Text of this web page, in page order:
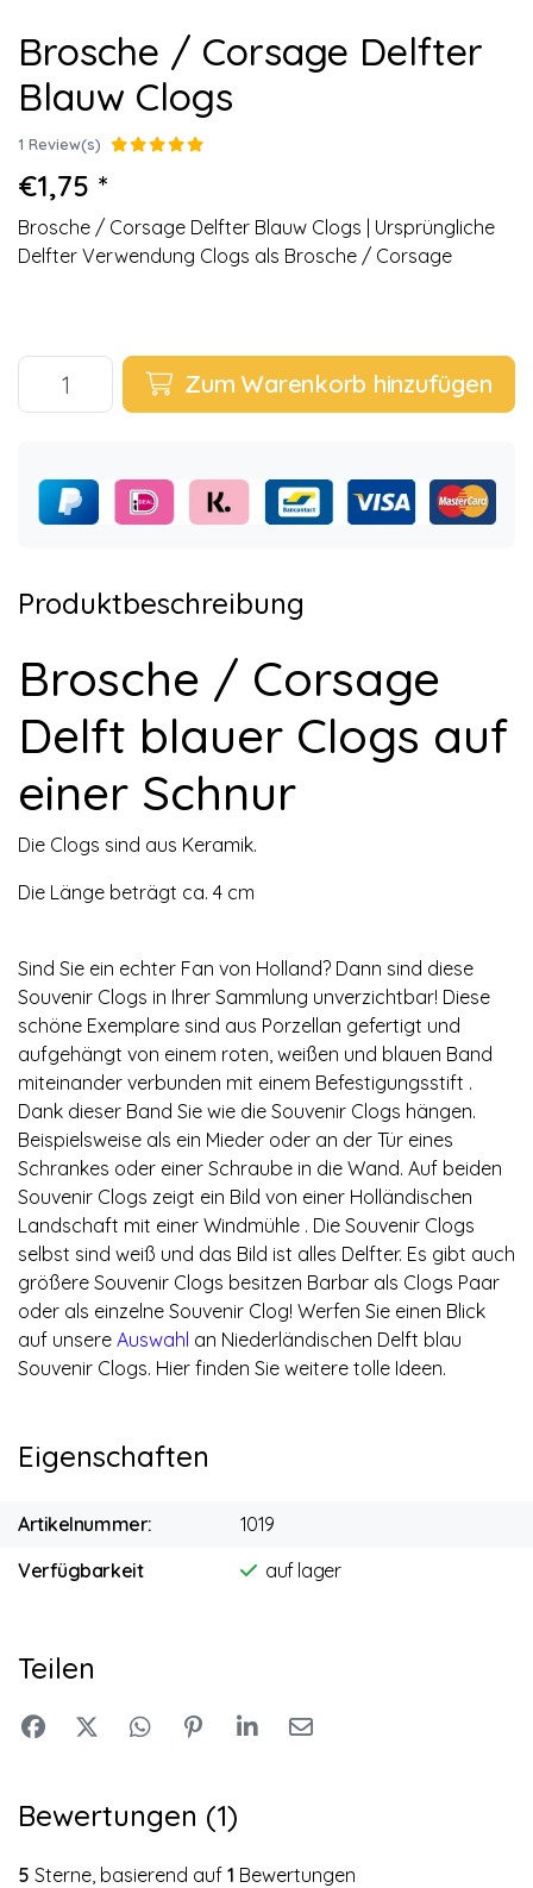
Brosche / Corsage Delfter
Blauw Clogs
1 Review(s)
€1,75 *
Brosche / Corsage Delfter Blauw Clogs | Ursprüngliche
Delfter Verwendung Clogs als Brosche / Corsage
Zum Warenkorb hinzufügen
Produktbeschreibung
Brosche / Corsage
Delft blauer Clogs auf
einer Schnur
Die Clogs sind aus Keramik.
Die Länge beträgt ca. 4 cm
Sind Sie ein echter Fan von Holland? Dann sind diese
Souvenir Clogs in Ihrer Sammlung unverzichtbar! Diese
schöne Exemplare sind aus Porzellan gefertigt und
aufgehängt von einem roten, weißen und blauen Band
miteinander verbunden mit einem Befestigungsstift .
Dank dieser Band Sie wie die Souvenir Clogs hängen.
Beispielsweise als ein Mieder oder an der Tür eines
Schrankes oder einer Schraube in die Wand. Auf beiden
Souvenir Clogs zeigt ein Bild von einer Holländischen
Landschaft mit einer Windmühle . Die Souvenir Clogs
selbst sind weiß und das Bild ist alles Delfter. Es gibt auch
größere Souvenir Clogs besitzen Barbar als Clogs Paar
oder als einzelne Souvenir Clog! Werfen Sie einen Blick
auf unsere Auswahl an Niederländischen Delft blau
Souvenir Clogs. Hier finden Sie weitere tolle Ideen.
Eigenschaften
Artikelnummer:
1019
Verfügbarkeit
auf lager
Teilen
Bewertungen (1)
5 Sterne, basierend auf 1 Bewertungen